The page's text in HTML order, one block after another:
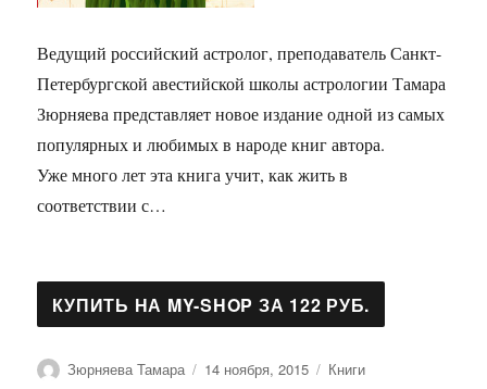
Ведущий российский астролог, преподаватель Санкт-
Петербургской авестийской школы астрологии Тамара
Зюрняева представляет новое издание одной из самых
популярных и любимых в народе книг автора.
Уже много лет эта книга учит, как жить в
соответствии с…
Автор
Зюрняева Тамара Опубликовано
14 ноября, 2015 Рубрики
Книги